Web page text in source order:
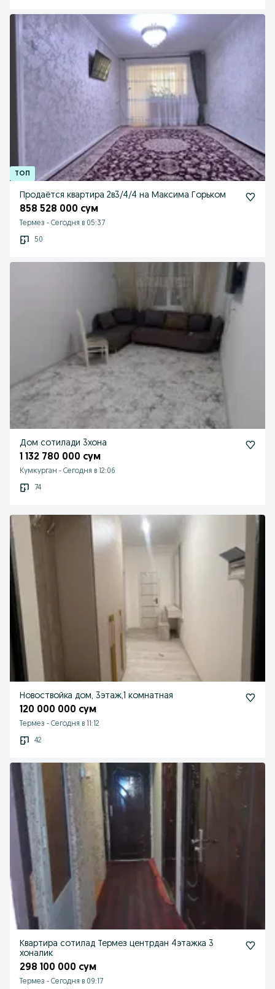
Продаётся квартира 2в3/4/4 на Максима Горьком
858 528 000 сум
Термез - Сегодня в 05:37
50
Дом сотилади 3хона
1 132 780 000 сум
Кумкурган - Сегодня в 12:06
74
Новоствойка дом, 3этаж,1 комнатная
120 000 000 сум
Термез - Сегодня в 11:12
42
Квартира сотилад Термез центрдан 4этажка 3
хоналик
298 100 000 сум
Термез - Сегодня в 09:17